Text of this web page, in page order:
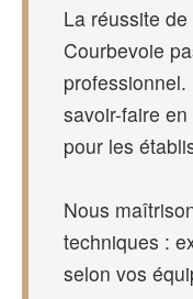
La réussite
Courbevoie
savoir-faire
pour les
Nous
techniques :
selon vos